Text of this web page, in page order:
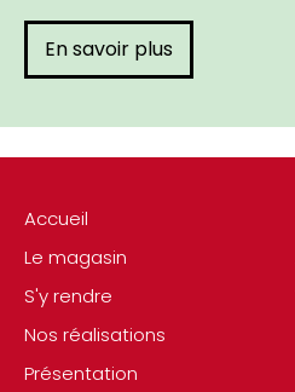
Accueil
Le magasin
S'y rendre
Nos réalisations
Présentation
En savoir plus